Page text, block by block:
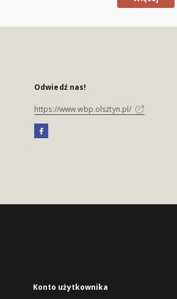
Odwiedź nas!
https://www.wbp.olsztyn.pl/
Konto użytkownika